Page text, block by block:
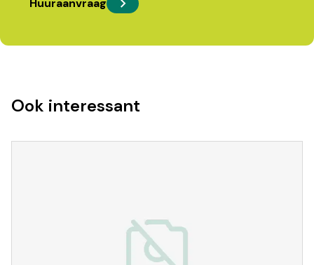
Huuraanvraag
Ook interessant